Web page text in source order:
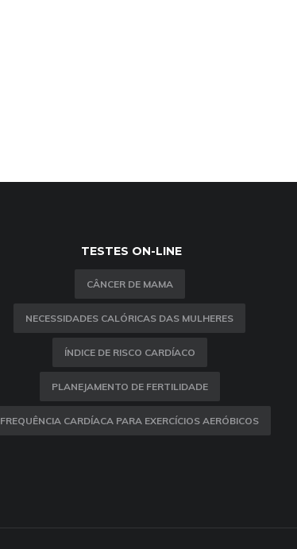
TESTES ON-LINE
CÂNCER DE MAMA
NECESSIDADES CALÓRICAS DAS MULHERES
ÍNDICE DE RISCO CARDÍACO
PLANEJAMENTO DE FERTILIDADE
FREQUÊNCIA CARDÍACA PARA EXERCÍCIOS AERÓBICOS